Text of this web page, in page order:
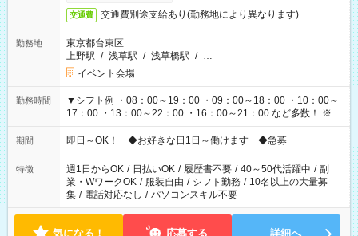
交通費 交通費別途支給あり(勤務地により異なります)
勤務地
東京都台東区
上野駅 / 浅草駅 / 浅草橋駅 / …
イベント会場
勤務時間
▼シフト例 ・08：00～19：00 ・09：00～18：00 ・10：00～
17：00 ・13：00～22：00 ・16：00～21：00 など多数！ ※お
仕事により勤務時間が異なります
期間 即日～OK！ ◆お好きな日1日～働けます ◆急募
特徴 週1日からOK / 日払いOK / 履歴書不要 / 40～50代活躍中 / 副
業・WワークOK / 服装自由 / シフト勤務 / 10名以上の大量募
集 / 電話対応なし / パソコンスキル不要
気になる！ 応募する 詳細へ